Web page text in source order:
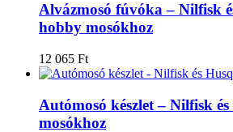
Alvázmosó fúvóka – Nilfisk
hobby mosókhoz
12 065 Ft
Autómosó készlet – Nilfisk
mosókhoz